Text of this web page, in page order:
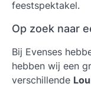
feestspektakel.
Op zoek naar
Bij Evenses
hebben wij een
verschillende